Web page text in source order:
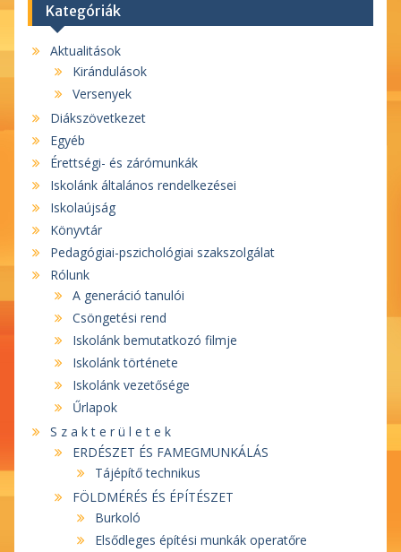
Kategóriák
Aktualitások
Kirándulások
Versenyek
Diákszövetkezet
Egyéb
Érettségi- és zárómunkák
Iskolánk általános rendelkezései
Iskolaújság
Könyvtár
Pedagógiai-pszichológiai szakszolgálat
Rólunk
A generáció tanulói
Csöngetési rend
Iskolánk bemutatkozó filmje
Iskolánk története
Iskolánk vezetősége
Űrlapok
S z a k t e r ü l e t e k
ERDÉSZET ÉS FAMEGMUNKÁLÁS
Tájépítő technikus
FÖLDMÉRÉS ÉS ÉPÍTÉSZET
Burkoló
Elsődleges építési munkák operatőre